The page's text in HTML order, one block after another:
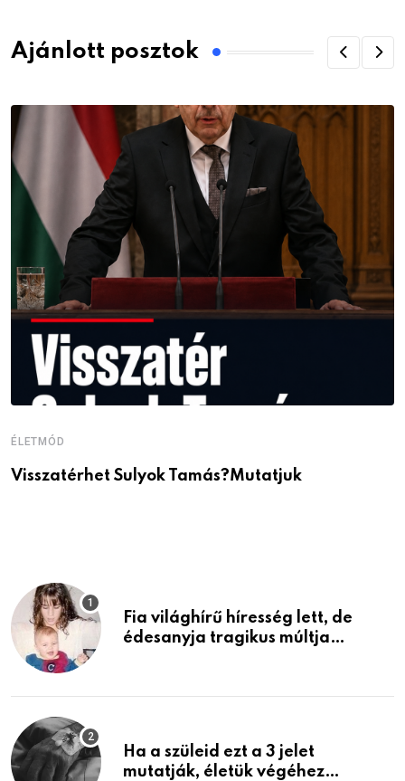
Ajánlott posztok
ÉLETMÓD
Visszatérhet Sulyok Tamás?Mutatjuk
Fia világhírű híresség lett, de
édesanyja tragikus múltja
Ha a szüleid ezt a 3 jelet
mutatják, életük végéhez